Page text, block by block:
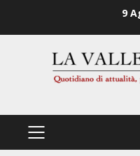
9
PRIMÄRES